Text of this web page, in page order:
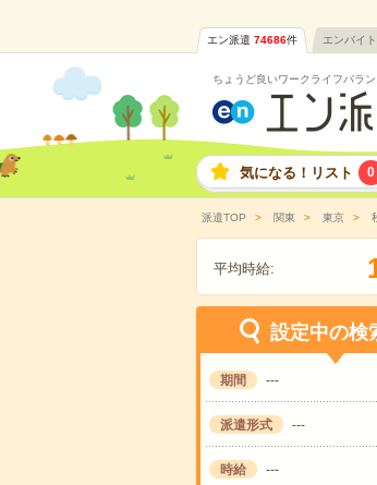
エン派遣 74686件 エンバイト
ちょうど良いワークライフバラン
気になる！リスト 0
派遣TOP 関東 東京
平均時給:
設定中の検
期間 ---
派遣形式 ---
時給 ---